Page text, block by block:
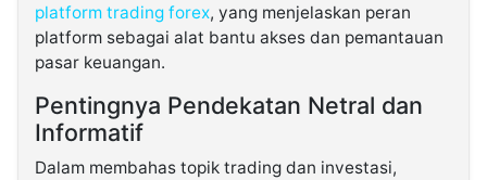
platform trading forex, yang menjelaskan peran
platform sebagai alat bantu akses dan pemantauan
pasar keuangan.
Pentingnya Pendekatan Netral dan
Informatif
Dalam membahas topik trading dan investasi,